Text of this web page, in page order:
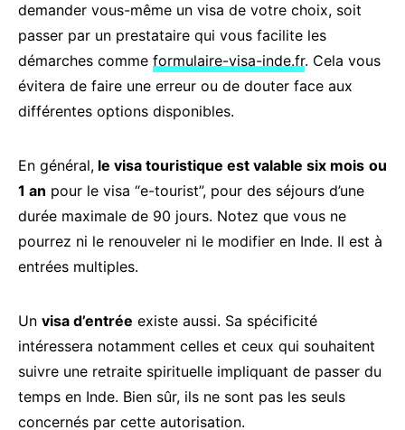
demander vous-même un visa de votre choix, soit
passer par un prestataire qui vous facilite les
démarches comme formulaire-visa-inde.fr. Cela vous
évitera de faire une erreur ou de douter face aux
différentes options disponibles.
En général, le visa touristique est valable six mois ou
1 an pour le visa “e-tourist”, pour des séjours d’une
durée maximale de 90 jours. Notez que vous ne
pourrez ni le renouveler ni le modifier en Inde. Il est à
entrées multiples.
Un visa d’entrée existe aussi. Sa spécificité
intéressera notamment celles et ceux qui souhaitent
suivre une retraite spirituelle impliquant de passer du
temps en Inde. Bien sûr, ils ne sont pas les seuls
concernés par cette autorisation.